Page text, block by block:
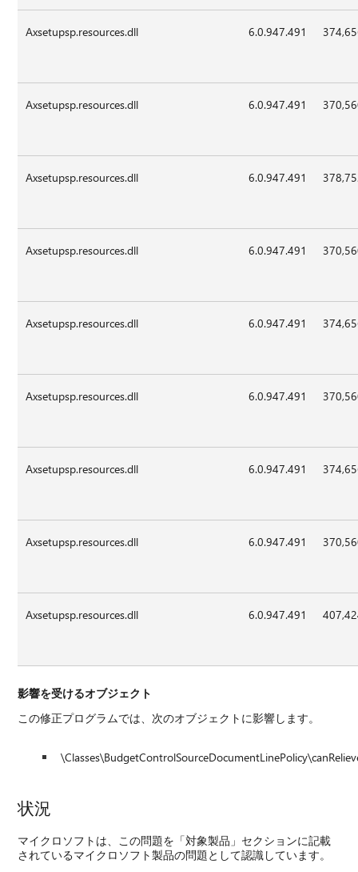
Axsetupsp.resources.dll 6.0.947.491
Axsetupsp.resources.dll 6.0.947.491
Axsetupsp.resources.dll 6.0.947.491
Axsetupsp.resources.dll 6.0.947.491
Axsetupsp.resources.dll 6.0.947.491
Axsetupsp.resources.dll 6.0.947.491
Axsetupsp.resources.dll 6.0.947.491
Axsetupsp.resources.dll 6.0.947.491
Axsetupsp.resources.dll 6.0.947.491
影響を受けるオブジェクト
この修正プログラムでは、次のオブジェクトに影響します。
状況
マイクロソフトは、この問題を「対象製品」セクションに記載
されているマイクロソフト製品の問題として認識しています。